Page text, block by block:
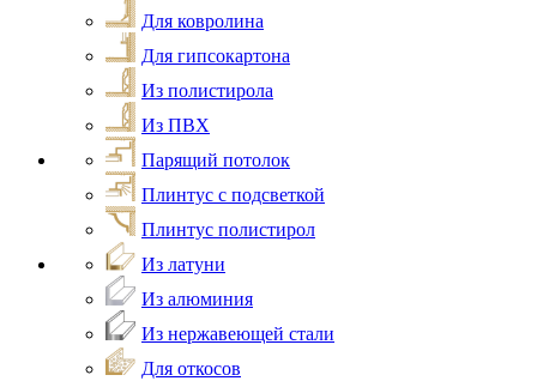
Для ковролина
Для гипсокартона
Из полистирола
Из ПВХ
Парящий потолок
Плинтус с подсветкой
Плинтус полистирол
Из латуни
Из алюминия
Из нержавеющей стали
Для откосов